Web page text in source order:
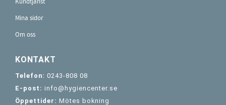
Kundtjänst
Mina sidor
Om oss
KONTAKT
Telefon: 0243-808 08
E-post: info@hygiencenter.se
Öppettider: Mötes bokning